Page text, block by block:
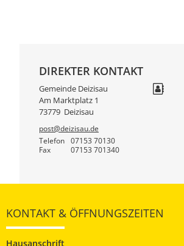
DIREKTER KONTAKT
Gemeinde Deizisau
Am Marktplatz 1
73779 Deizisau
post@deizisau.de
Telefon
07153 70130
Fax 07153 701340
KONTAKT & ÖFFNUNGSZEITEN
Hausanschrift